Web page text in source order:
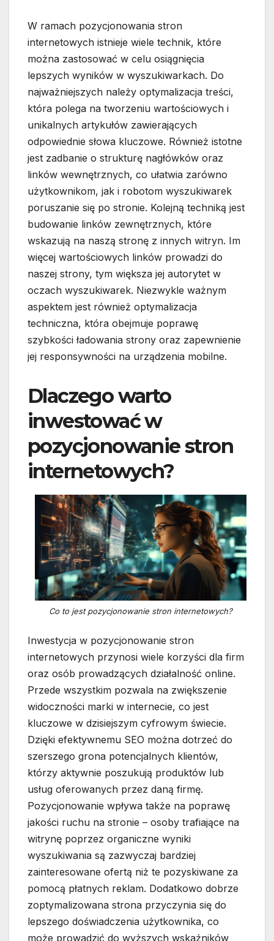
W ramach pozycjonowania stron
internetowych istnieje wiele technik, które
można zastosować w celu osiągnięcia
lepszych wyników w wyszukiwarkach. Do
najważniejszych należy optymalizacja treści,
która polega na tworzeniu wartościowych i
unikalnych artykułów zawierających
odpowiednie słowa kluczowe. Również istotne
jest zadbanie o strukturę nagłówków oraz
linków wewnętrznych, co ułatwia zarówno
użytkownikom, jak i robotom wyszukiwarek
poruszanie się po stronie. Kolejną techniką jest
budowanie linków zewnętrznych, które
wskazują na naszą stronę z innych witryn. Im
więcej wartościowych linków prowadzi do
naszej strony, tym większa jej autorytet w
oczach wyszukiwarek. Niezwykle ważnym
aspektem jest również optymalizacja
techniczna, która obejmuje poprawę
szybkości ładowania strony oraz zapewnienie
jej responsywności na urządzenia mobilne.
Dlaczego warto
inwestować w
pozycjonowanie stron
internetowych?
Co to jest pozycjonowanie stron internetowych?
Inwestycja w pozycjonowanie stron
internetowych przynosi wiele korzyści dla firm
oraz osób prowadzących działalność online.
Przede wszystkim pozwala na zwiększenie
widoczności marki w internecie, co jest
kluczowe w dzisiejszym cyfrowym świecie.
Dzięki efektywnemu SEO można dotrzeć do
szerszego grona potencjalnych klientów,
którzy aktywnie poszukują produktów lub
usług oferowanych przez daną firmę.
Pozycjonowanie wpływa także na poprawę
jakości ruchu na stronie – osoby trafiające na
witrynę poprzez organiczne wyniki
wyszukiwania są zazwyczaj bardziej
zainteresowane ofertą niż te pozyskiwane za
pomocą płatnych reklam. Dodatkowo dobrze
zoptymalizowana strona przyczynia się do
lepszego doświadczenia użytkownika, co
może prowadzić do wyższych wskaźników